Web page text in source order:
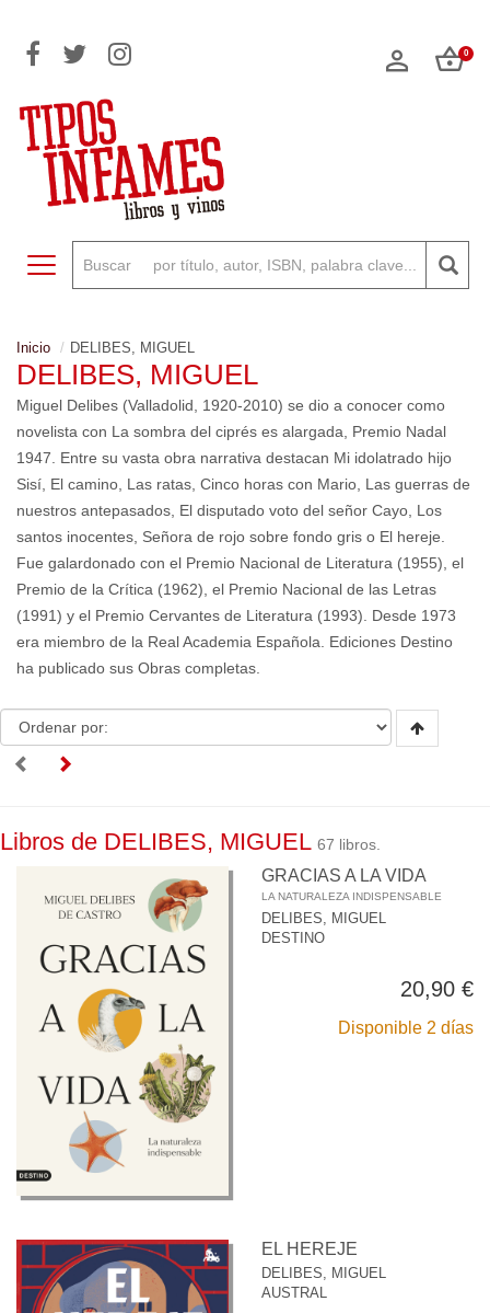
0
Toggle navigation
Inicio DELIBES, MIGUEL
DELIBES, MIGUEL
Miguel Delibes (Valladolid, 1920-2010) se dio a conocer como
novelista con La sombra del ciprés es alargada, Premio Nadal
1947. Entre su vasta obra narrativa destacan Mi idolatrado hijo
Sisí, El camino, Las ratas, Cinco horas con Mario, Las guerras de
nuestros antepasados, El disputado voto del señor Cayo, Los
santos inocentes, Señora de rojo sobre fondo gris o El hereje.
Fue galardonado con el Premio Nacional de Literatura (1955), el
Premio de la Crítica (1962), el Premio Nacional de las Letras
(1991) y el Premio Cervantes de Literatura (1993). Desde 1973
era miembro de la Real Academia Española. Ediciones Destino
ha publicado sus Obras completas.
Libros de DELIBES, MIGUEL 67 libros.
GRACIAS A LA VIDA
LA NATURALEZA INDISPENSABLE
DELIBES, MIGUEL
DESTINO
20,90 €
Disponible 2 días
EL HEREJE
DELIBES, MIGUEL
AUSTRAL